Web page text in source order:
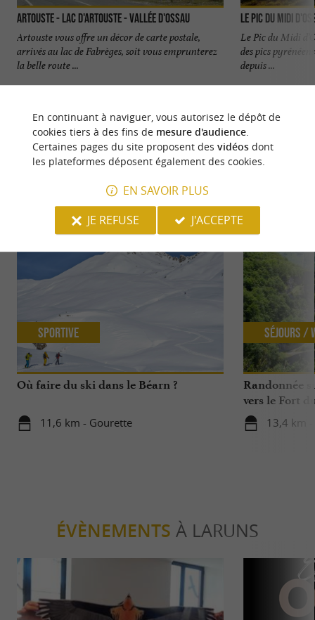
Artouste - Lac d'Artouste - Vallée d'Ossau
Artouste vous offre un décor de carte postale,
arrivés au lac de Fabrèges, soit vous emprunterez
la belle route ...
Le Pic du Midi
Le Pic du Midi
des pics
depuis ...
NOUS AVONS TESTÉPOUR VOUS
Où faire du ski dans le Béarn ?
11,6 km - Gourette
Sportive
Randonnée
vers le Fort
13,4 km
Séjours /
ÉVÈNEMENTS À LARUNS
En continuant à naviguer, vous autorisez le dépôt de
cookies tiers à des fins de mesure d'audience.
Certaines pages du site proposent des vidéosdont
les plateformes déposent également des cookies.
EN SAVOIR PLUS
JE REFUSE
J'ACCEPTE